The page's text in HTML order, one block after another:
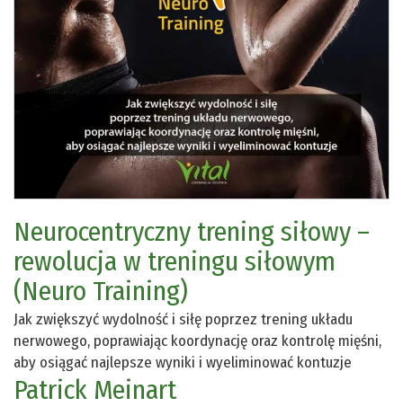
Neurocentryczny trening siłowy –
rewolucja w treningu siłowym
(Neuro Training)
Jak zwiększyć wydolność i siłę poprzez trening układu
nerwowego, poprawiając koordynację oraz kontrolę mięśni,
aby osiągać najlepsze wyniki i wyeliminować kontuzje
Patrick Meinart